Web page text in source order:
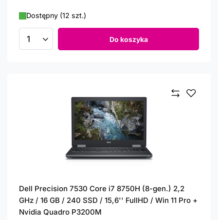
Dostępny (12 szt.)
Ilość produktów Do koszyka
Dell Precision 7530 Core i7 8750H (8-gen.) 2,2
GHz / 16 GB / 240 SSD / 15,6'' FullHD / Win 11 Pro +
Nvidia Quadro P3200M